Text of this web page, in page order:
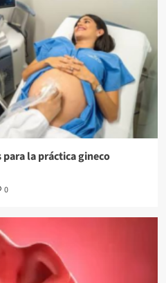
para la práctica gineco
0